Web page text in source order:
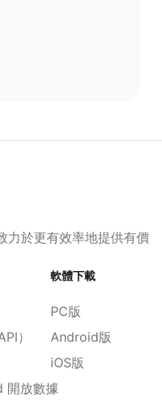
力於更有效率地提供有價
）
開放數據
軟體下載
PC版
Android版
iOS版